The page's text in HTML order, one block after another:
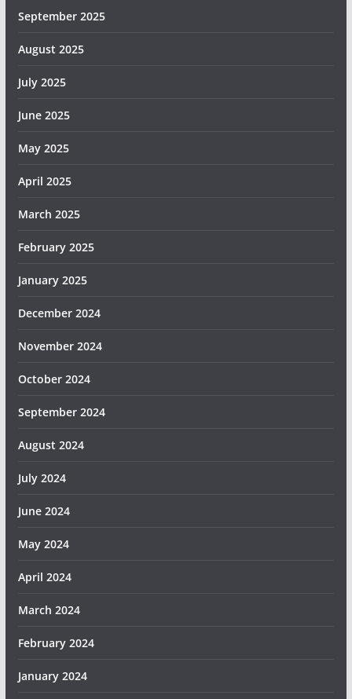
September 2025
August 2025
July 2025
June 2025
May 2025
April 2025
March 2025
February 2025
January 2025
December 2024
November 2024
October 2024
September 2024
August 2024
July 2024
June 2024
May 2024
April 2024
March 2024
February 2024
January 2024